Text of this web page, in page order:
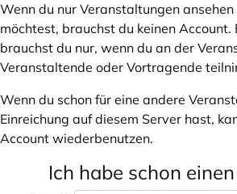
Wenn du nur Veranstaltungen
möchtest, brauchst du keinen Account.
brauchst du nur, wenn du an der
Veranstaltende oder Vortragende
Wenn du schon für eine andere
Einreichung auf diesem Server hast,
Account wiederbenutzen.
Ich habe schon